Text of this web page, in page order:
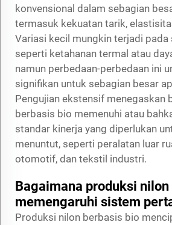
konvensional dalam sebagian
termasuk kekuatan tarik,
Variasi kecil mungkin terjadi
seperti ketahanan termal atau
namun perbedaan-perbedaan ini
signifikan untuk sebagian besar
Pengujian ekstensif menegaskan
berbasis bio memenuhi atau
standar kinerja yang diperlukan
menuntut, seperti peralatan luar
otomotif, dan tekstil industri.
Bagaimana produksi
memengaruhi sistem
Produksi nilon berbasis bio